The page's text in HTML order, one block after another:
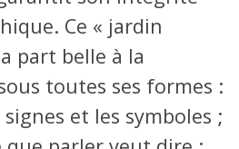
Ce « jardin
part belle à la
toutes ses formes :
et les symboles ;